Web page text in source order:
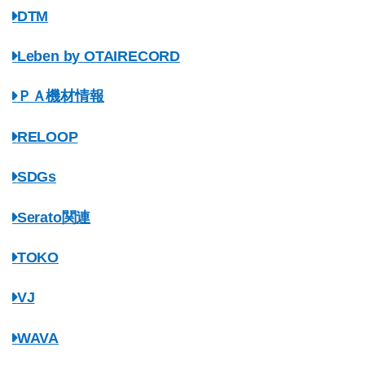
DTM
Leben by OTAIRECORD
ＰＡ機材情報
RELOOP
SDGs
Serato関連
TOKO
VJ
WAVA